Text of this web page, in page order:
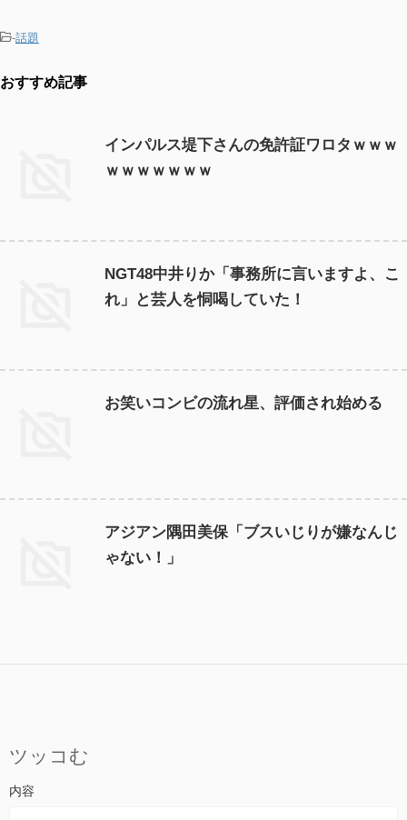
-話題
おすすめ記事
インパルス堤下さんの免許証ワロタｗｗｗ
ｗｗｗｗｗｗｗ
NGT48中井りか「事務所に言いますよ、こ
れ」と芸人を恫喝していた！
お笑いコンビの流れ星、評価され始める
アジアン隅田美保「ブスいじりが嫌なんじ
ゃない！」
ツッコむ